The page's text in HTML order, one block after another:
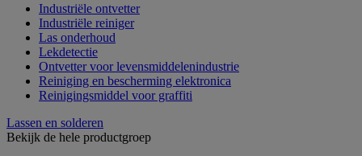
Industriële ontvetter
Industriële reiniger
Las onderhoud
Lekdetectie
Ontvetter voor levensmiddelenindustrie
Reiniging en bescherming elektronica
Reinigingsmiddel voor graffiti
Lassen en solderen
Bekijk de hele productgroep